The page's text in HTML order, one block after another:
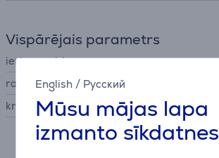
English / Русский
Mūsu mājas lapa
izmanto sīkdatnes
Vispārējais parametrs
ierīces veids
ražotājs
krāsa